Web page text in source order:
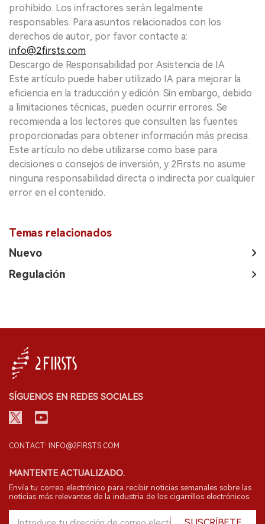
prohibido. Los infractores serán legalmente
responsables. Para asuntos relacionados con los
derechos de autor, por favor contacte a:
info@2firsts.com
Descargo de Responsabilidad por Asistencia de IA
Este artículo puede haber utilizado IA para mejorar la
eficiencia en la traducción y edición. Sin embargo, debido
a limitaciones técnicas, pueden ocurrir errores. Se
recomienda a los lectores que consulten las fuentes
proporcionadas para obtener información más precisa.
Este artículo no debe utilizarse como base para
decisiones o consejos de inversión, y 2Firsts no asume
ninguna responsabilidad directa o indirecta por cualquier
error en el contenido.
Temas relacionados
Nuevo
Regulación
SÍGUENOS EN REDES SOCIALES
CONTACT: INFO@2FIRSTS.COM
MANTENTE ACTUALIZADO.
Envía tu correo electrónico para recibir noticias semanales sobre las
noticias más relevantes de la industria de los cigarrillos electrónicos.